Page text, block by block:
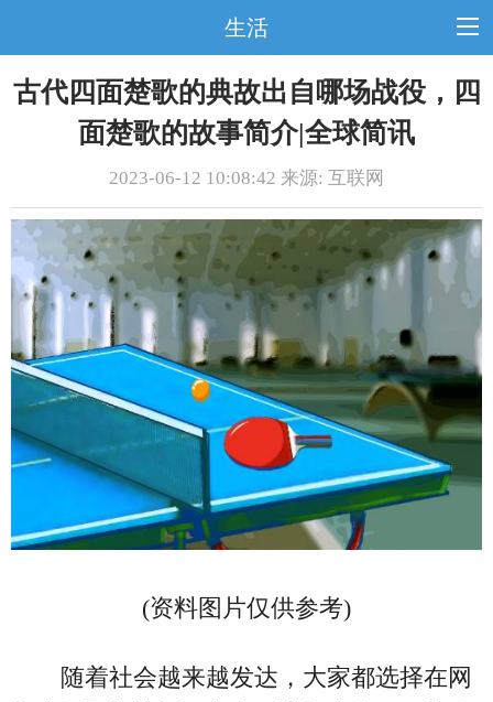
生活
古代四面楚歌的典故出自哪场战役，四
面楚歌的故事简介|全球简讯
2023-06-12 10:08:42 来源: 互联网
(资料图片仅供参考)
随着社会越来越发达，大家都选择在网